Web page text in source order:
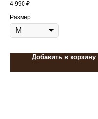
4 990 ₽
Размер
Добавить в корзину